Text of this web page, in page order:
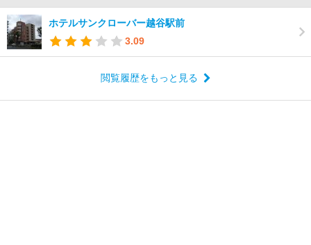
ホテルサンクローバー越谷駅前
3.09
閲覧履歴をもっと見る